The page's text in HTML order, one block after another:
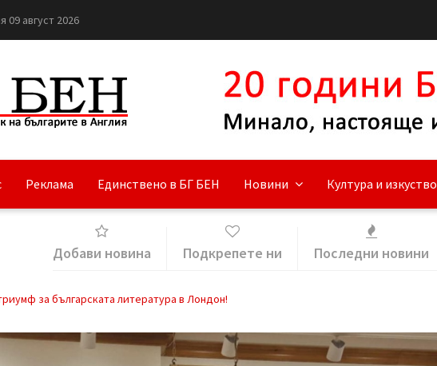
09 август 2026
Реклама Единствено в БГ БЕН Новини Култура и изкуство
Добави новина Подкрепете ни Последни новини
за българската литература в Лондон!